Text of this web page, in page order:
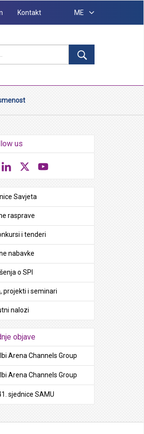
Kontakt ME
us
InstagramLinkedIn
Savjeta
rasprave
i tenderi
nabavke
o SPI
projekti i seminari
nalozi
objave
Arena Channels Group
Arena Channels Group
sjednice SAMU